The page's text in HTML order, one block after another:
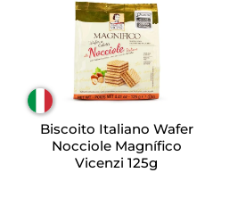
Biscoito Italiano Wafer
Nocciole Magnífico
Vicenzi 125g